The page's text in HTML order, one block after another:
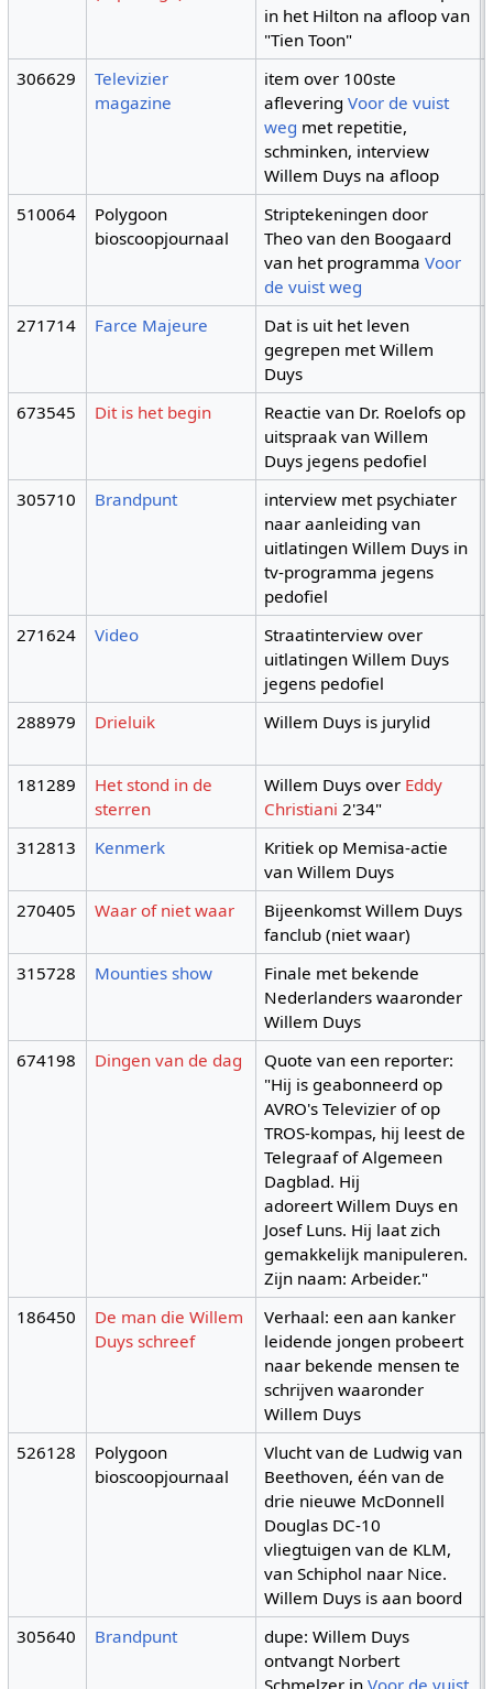
in het Hilton na afloop van
"Tien Toon"
306629
Televizier
magazine
item over 100ste
afleveringVoor de vuist
weg met repetitie,
schminken, interview
Willem Duys na afloop
510064
Polygoon
bioscoopjournaal
Striptekeningen door
Theo van den Boogaard
van het programmaVoor
de vuist weg
271714 Farce Majeure
Dat is uit het leven
gegrepen met Willem
Duys
673545 Dit is het begin
Reactie van Dr. Roelofs op
uitspraak van Willem
Duys jegens pedofiel
305710 Brandpunt
interview met psychiater
naar aanleiding van
uitlatingen Willem Duys in
tv-programma jegens
pedofiel
271624 Video
Straatinterview over
uitlatingen Willem Duys
jegens pedofiel
288979 Drieluik Willem Duys is jurylid
181289
Het stond in de
sterren
Willem Duys over Eddy
Christiani 2'34"
312813 Kenmerk
Kritiek op Memisa-actie
van Willem Duys
270405 Waar of niet waar
Bijeenkomst Willem Duys
fanclub (niet waar)
315728 Mounties show
Finale met bekende
Nederlanders waaronder
Willem Duys
674198 Dingen van de dag
Quote van een reporter:
"Hij is geabonneerd op
AVRO's Televizier of op
TROS-kompas, hij leest de
Telegraaf of Algemeen
Dagblad. Hij
adoreert Willem Duys en
Josef Luns. Hij laat zich
gemakkelijk manipuleren.
Zijn naam: Arbeider."
186450
De man die Willem
Duys schreef
Verhaal: een aan kanker
leidende jongen probeert
naar bekende mensen te
schrijven waaronder
Willem Duys
526128
Polygoon
bioscoopjournaal
Vlucht van de Ludwig van
Beethoven, één van de
drie nieuwe McDonnell
Douglas DC-10
vliegtuigen van de KLM,
van Schiphol naar Nice.
Willem Duys is aan boord
305640 Brandpunt
dupe: Willem Duys
ontvangt Norbert